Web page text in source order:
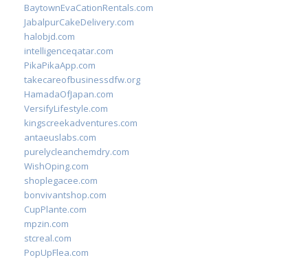
BaytownEvaCationRentals.com
JabalpurCakeDelivery.com
halobjd.com
intelligenceqatar.com
PikaPikaApp.com
takecareofbusinessdfw.org
HamadaOfJapan.com
VersifyLifestyle.com
kingscreekadventures.com
antaeuslabs.com
purelycleanchemdry.com
WishOping.com
shoplegacee.com
bonvivantshop.com
CupPlante.com
mpzin.com
stcreal.com
PopUpFlea.com